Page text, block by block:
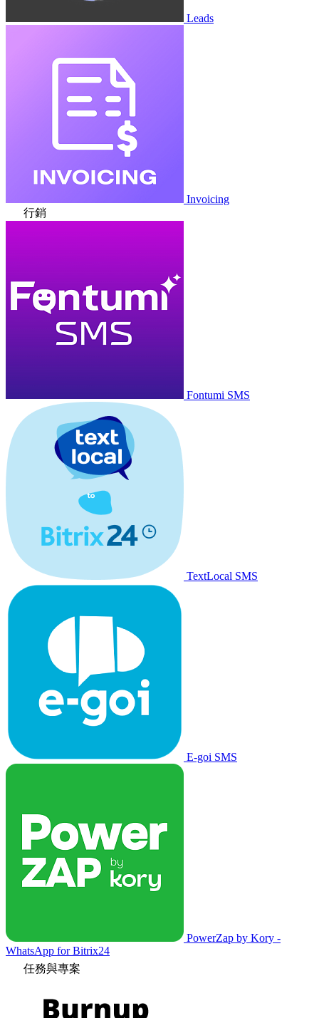
Leads
Invoicing
行銷
Fontumi SMS
TextLocal SMS
E-goi SMS
PowerZap by Kory -
WhatsApp for Bitrix24
任務與專案